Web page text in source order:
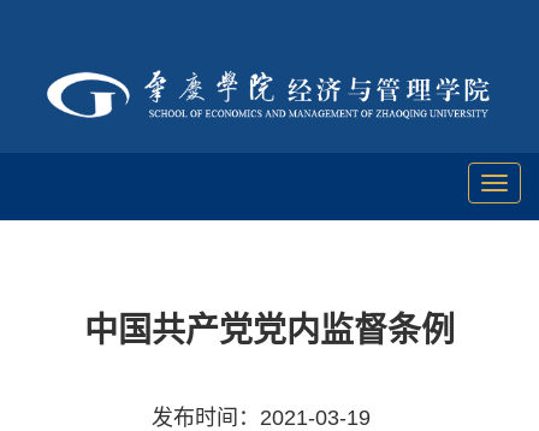
Toggle
中国共产党党内监督条例
发布时间：2021-03-19